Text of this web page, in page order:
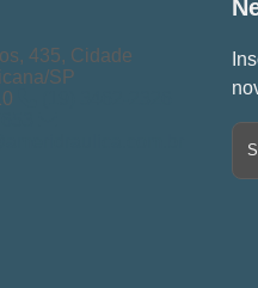
435, Cidade
SP